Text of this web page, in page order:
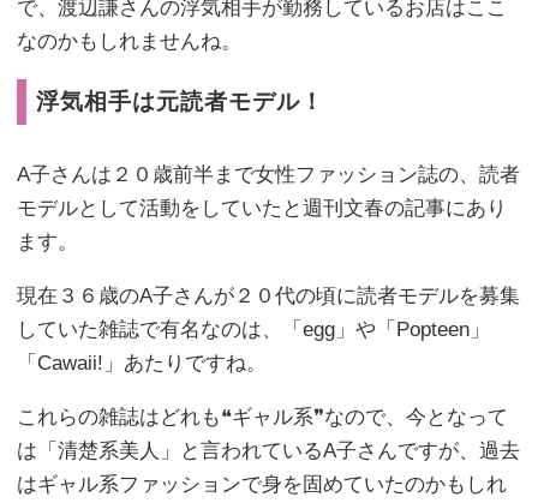
で、渡辺謙さんの浮気相手が勤務しているお店はここ
なのかもしれませんね。
浮気相手は元読者モデル！
A子さんは２０歳前半まで女性ファッション誌の、読者
モデルとして活動をしていたと週刊文春の記事にあり
ます。
現在３６歳のA子さんが２０代の頃に読者モデルを募集
していた雑誌で有名なのは、「egg」や「Popteen」
「Cawaii!」あたりですね。
これらの雑誌はどれも❝ギャル系❞なので、今となって
は「清楚系美人」と言われているA子さんですが、過去
はギャル系ファッションで身を固めていたのかもしれ